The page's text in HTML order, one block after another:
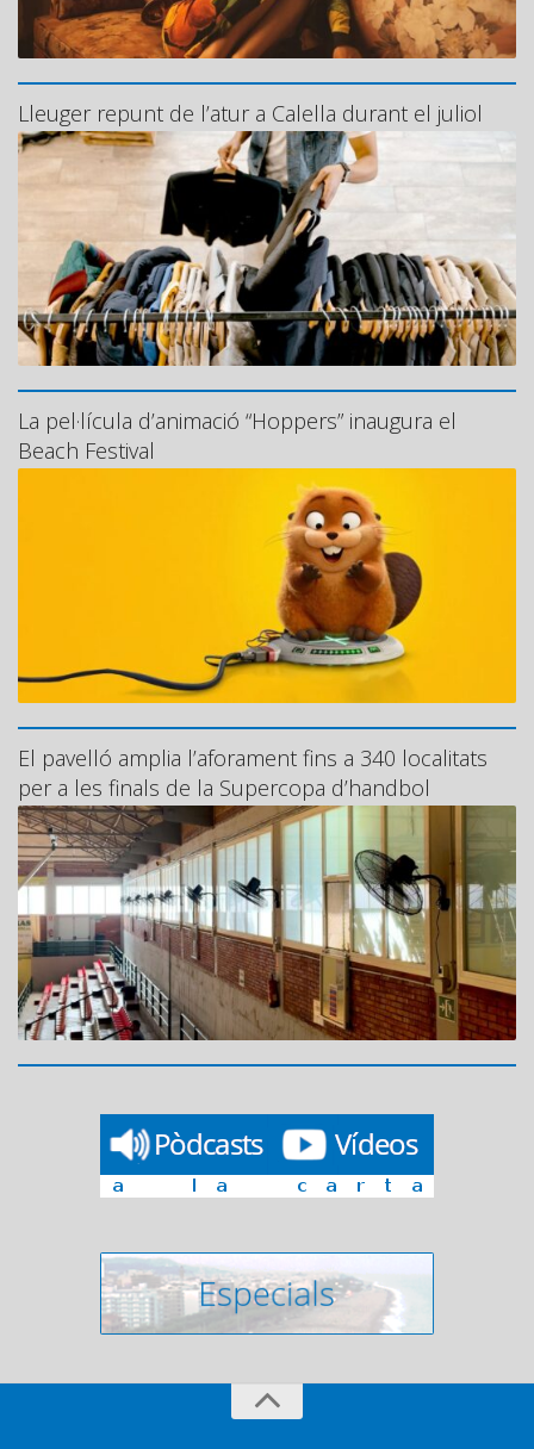
Lleuger repunt de l’atur a Calella durant el juliol
La pel·lícula d’animació “Hoppers” inaugura el
Beach Festival
El pavelló amplia l’aforament fins a 340 localitats
per a les finals de la Supercopa d’handbol